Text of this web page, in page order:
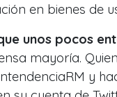
en bienes de
unos pocos
mayoría.
y